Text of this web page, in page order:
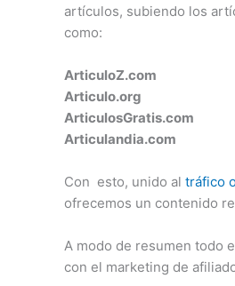
artículos, subiendo los
como:
ArticuloZ.com
Articulo.org
ArticulosGratis.com
Articulandia.com
Con esto, unido al tráfico
ofrecemos un contenido
A modo de resumen todo
con el marketing de